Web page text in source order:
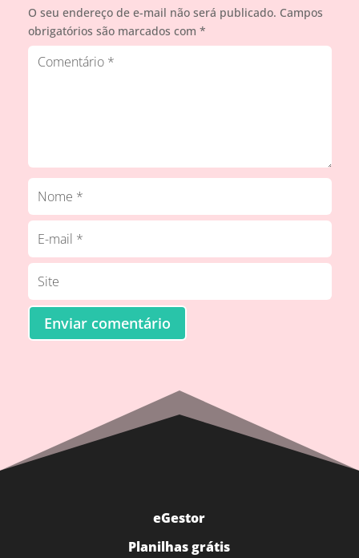
O seu endereço de e-mail não será publicado. Campos
obrigatórios são marcados com *
Enviar comentário
eGestor
Planilhas grátis